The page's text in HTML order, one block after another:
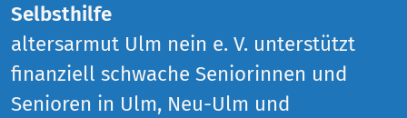
Selbsthilfe
altersarmut Ulm nein e. V. unterstützt
finanziell schwache Seniorinnen und
Senioren in Ulm, Neu-Ulm und